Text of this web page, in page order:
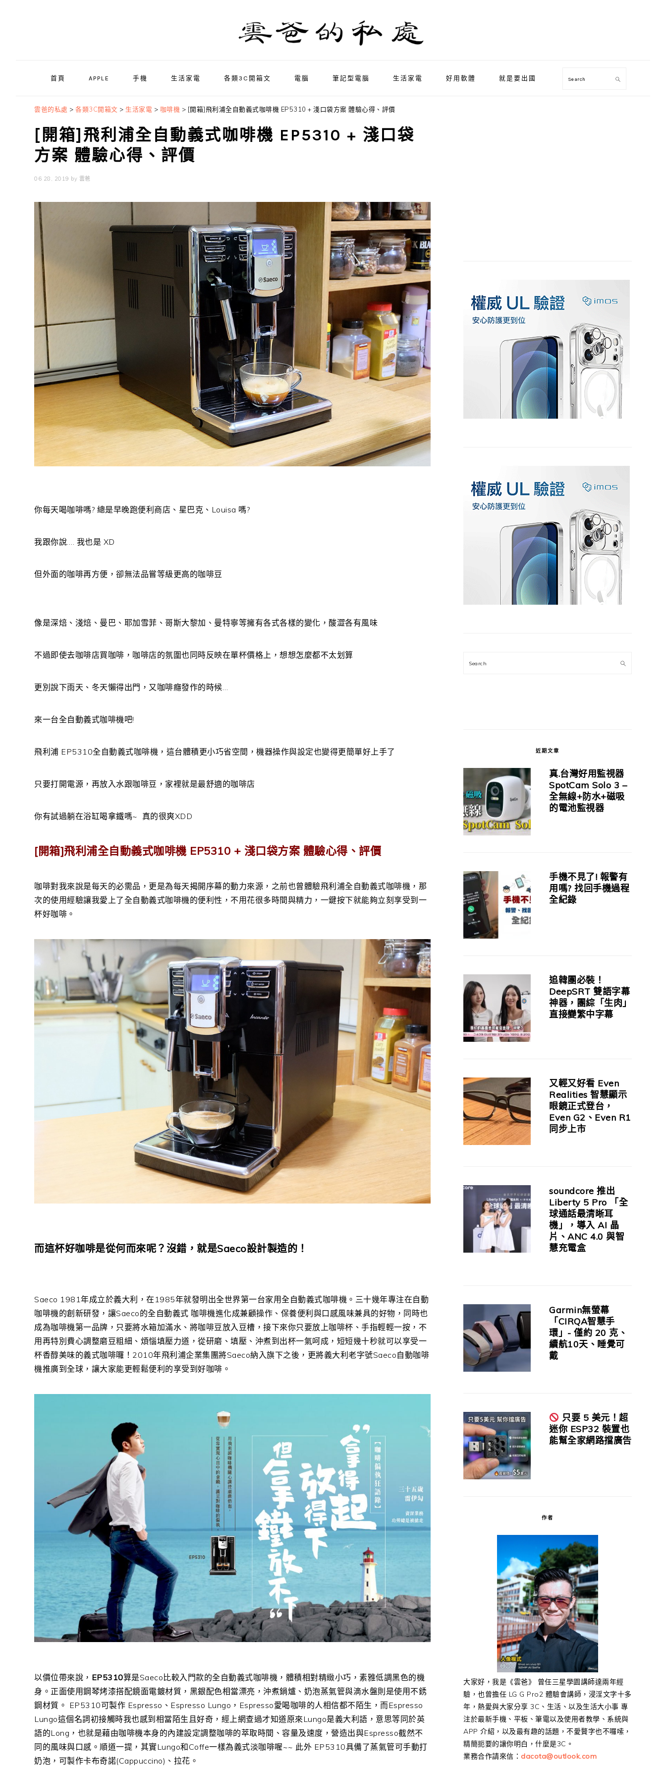
首頁 APPLE 手機 生活家電 各類3C開箱文 電腦 筆記型電腦 生活家電 好用軟體 就是要出國 Search
雲爸的私處 > 各類3C開箱文 > 生活家電 > 咖啡機 > [開箱]飛利浦全自動義式咖啡機 EP5310 + 淺口袋方案 體驗心得、評價
[開箱]飛利浦全自動義式咖啡機 EP5310 + 淺口袋
方案 體驗心得、評價
06 28, 2019 by 雲爸
你每天喝咖啡嗎? 總是早晚跑便利商店、星巴克、Louisa 嗎?
我跟你說…. 我也是 XD
但外面的咖啡再方便，卻無法品嘗等級更高的咖啡豆
像是深焙、淺焙、曼巴、耶加雪菲、哥斯大黎加、曼特寧等擁有各式各樣的變化，酸澀各有風味
不過即使去咖啡店買咖啡，咖啡店的氛圍也同時反映在單杯價格上，想想怎麼都不太划算
更別說下雨天、冬天懶得出門，又咖啡癮發作的時候…
來一台全自動義式咖啡機吧!
飛利浦 EP5310全自動義式咖啡機，這台體積更小巧省空間，機器操作與設定也變得更簡單好上手了
只要打開電源，再放入水跟咖啡豆，家裡就是最舒適的咖啡店
你有試過躺在浴缸喝拿鐵嗎~ 真的很爽XDD
[開箱]飛利浦全自動義式咖啡機 EP5310 + 淺口袋方案 體驗心得、評價
咖啡對我來說是每天的必需品，更是為每天揭開序幕的動力來源，之前也曾體驗飛利浦全自動義式咖啡機，那
次的使用經驗讓我愛上了全自動義式咖啡機的便利性，不用花很多時間與精力，一鍵按下就能夠立刻享受到一
杯好咖啡。
而這杯好咖啡是從何而來呢？沒錯，就是Saeco設計製造的！
Saeco 1981年成立於義大利，在1985年就發明出全世界第一台家用全自動義式咖啡機。三十幾年專注在自動
咖啡機的創新研發，讓Saeco的全自動義式 咖啡機進化成兼顧操作、保養便利與口感風味兼具的好物，同時也
成為咖啡機第一品牌，只要將水箱加滿水、將咖啡豆放入豆槽，接下來你只要放上咖啡杯、手指輕輕一按，不
用再特別費心調整磨豆粗細、煩惱填壓力道，從研磨、填壓、沖煮到出杯一氣呵成，短短幾十秒就可以享受一
杯香醇美味的義式咖啡囉！2010年飛利浦企業集團將Saeco納入旗下之後，更將義大利老字號Saeco自動咖啡
機推廣到全球，讓大家能更輕鬆便利的享受到好咖啡。
以價位帶來說， EP5310算是Saeco比較入門款的全自動義式咖啡機，體積相對精緻小巧，素雅低調黑色的機
身。正面使用鋼琴烤漆搭配鏡面電鍍材質，黑銀配色相當漂亮，沖煮鍋爐、奶泡蒸氣管與滴水盤則是使用不銹
鋼材質。 EP5310可製作 Espresso、Espresso Lungo，Espresso愛喝咖啡的人相信都不陌生，而Espresso
Lungo這個名詞初接觸時我也感到相當陌生且好奇，經上網查過才知道原來Lungo是義大利語，意思等同於英
語的Long，也就是藉由咖啡機本身的內建設定調整咖啡的萃取時間、容量及速度，營造出與Espresso截然不
同的風味與口感。順道一提，其實Lungo和Coffe一樣為義式淡咖啡喔~~ 此外 EP5310具備了蒸氣管可手動打
奶泡，可製作卡布奇諾(Cappuccino)、拉花。
Search
近期文章
真.台灣好用監視器
SpotCam Solo 3 –
全無線+防水+磁吸
的電池監視器
手機不見了! 報警有
用嗎? 找回手機過程
全紀錄
追韓團必裝！
DeepSRT 雙語字幕
神器，團綜「生肉」
直接變繁中字幕
又輕又好看 Even
Realities 智慧顯示
眼鏡正式登台，
Even G2、Even R1
同步上市
soundcore 推出
Liberty 5 Pro 「全
球通話最清晰耳
機」，導入 AI 晶
片、ANC 4.0 與智
慧充電盒
Garmin無螢幕
「CIRQA智慧手
環」- 僅約 20 克、
續航10天、睡覺可
戴
只要 5 美元！超
迷你 ESP32 裝置也
能幫全家網路擋廣告
作者
大家好，我是《雲爸》 曾任三星學園講師達兩年經
驗，也曾擔任 LG G Pro2 體驗會講師，浸淫文字十多
年，熱愛與大家分享 3C、生活、以及生活大小事 專
注於最新手機、平板、筆電以及使用者教學、系統與
APP 介紹，以及最有趣的話題，不愛贅字也不囉嗦，
精簡扼要的讓你明白，什麼是3C。
業務合作請來信： dacota@outlook.com